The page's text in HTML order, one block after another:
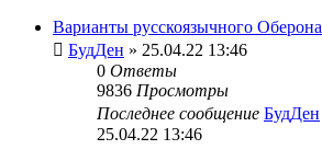
Варианты русскоязычного Оберона
БудДен » 25.04.22 13:46
0 Ответы
9836 Просмотры
Последнее сообщение БудДен
25.04.22 13:46